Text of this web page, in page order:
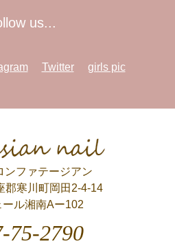
us...
Twitter girls pic
nail
ンファテージアン
郡寒川町岡田2-4-14
ル湘南Aー102
75-2790